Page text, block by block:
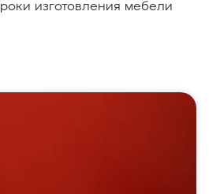
изготовления мебели